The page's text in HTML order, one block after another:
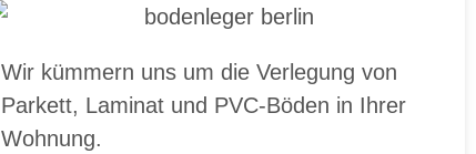
Wir kümmern uns um die Verlegung von
Parkett, Laminat und PVC-Böden in Ihrer
Wohnung.